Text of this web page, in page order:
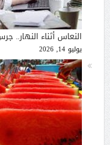
النعاس أثناء النهار..
يوليو 14, 2026